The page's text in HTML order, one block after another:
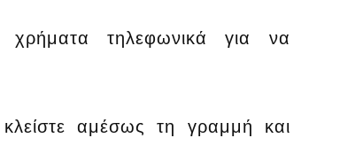
τηλεφωνικά για να
αμέσως τη γραμμή και